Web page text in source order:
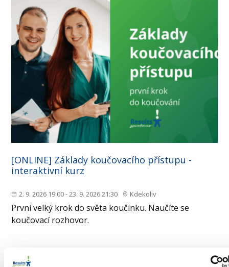
[ONLINE] Základy koučovacího přístupu -
interaktivní kurz
2. 9. 2026 19:00 - 23. 9. 2026 21:30 Kdekoliv
První velký krok do světa koučinku. Naučíte se
koučovací rozhovor.